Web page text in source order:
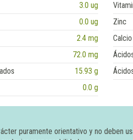
3.0 ug
0.0 ug Zinc
2.4 mg Calcio
72.0 mg
15.93 g
0.0 g
puramente orientativo y no deben